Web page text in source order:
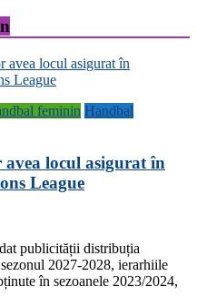
feminin Handbal
locul asigurat în
League
publicității distribuția
2027-2028, ierarhiile
în sezoanele 2023/2024,